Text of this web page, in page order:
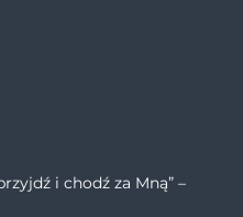
i chodź za Mną” –